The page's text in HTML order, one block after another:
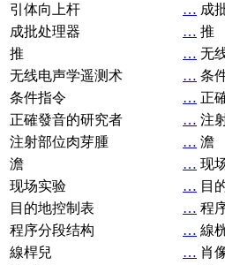
引体向上杆
… 成
成批处理器
… 推
推
… 无
无线电声学遥测术
… 条
条件指令
… 正
正確發音的研究者
… 注
注射部位肉芽腫
… 澹
澹
… 现
现场实验
… 目
目的地控制表
… 程
程序分段结构
… 線
線桿兒
… 肖